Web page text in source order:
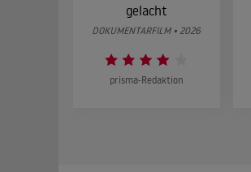
gelacht
DOKUMENTARFILM • 2026
prisma-Redaktion